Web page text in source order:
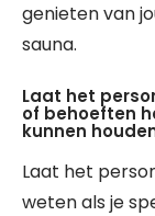
genieten van
sauna.
Laat het
of behoeften
kunnen
Laat het
weten als je